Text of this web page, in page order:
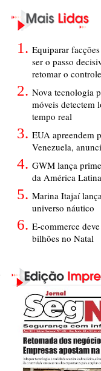
Equiparar
ser o passo
retomar o
Nova tecnologia
móveis detectem
tempo real
EUA apreendem
Venezuela,
GWM lança
da América Latina
Marina Itajaí
universo náutico
E-commerce
bilhões no Natal